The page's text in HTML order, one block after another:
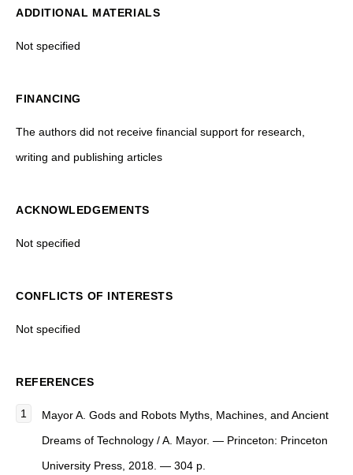
ADDITIONAL MATERIALS
Not specified
FINANCING
The authors did not receive financial support for research,
writing and publishing articles
ACKNOWLEDGEMENTS
Not specified
CONFLICTS OF INTERESTS
Not specified
REFERENCES
Mayor A. Gods and Robots Myths, Machines, and Ancient
Dreams of Technology / A. Mayor. — Princeton: Princeton
University Press, 2018. — 304 p.